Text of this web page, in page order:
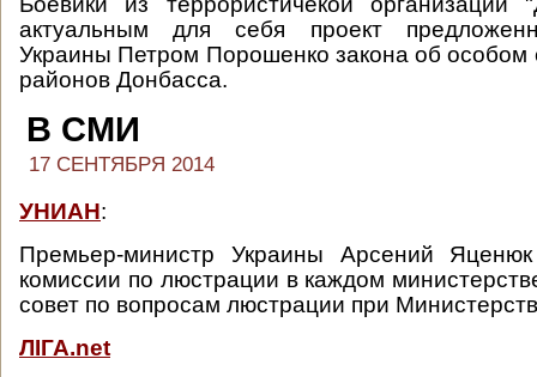
актуальным для себя проект
Украины Петром Порошенко закона об особом
районов Донбасса.
В СМИ
17 СЕНТЯБРЯ 2014
УНИАН:
Премьер-министр Украины Арсений
комиссии по люстрации в каждом
совет по вопросам люстрации при
ЛІГА.net